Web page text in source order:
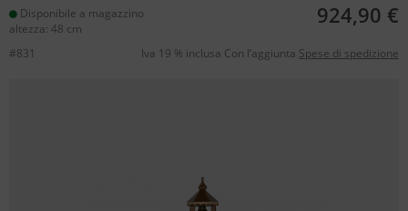
Disponibile a magazzino
altezza: 48 cm
924,90 €
#831 Iva 19 % inclusa Con l’aggiunta Spese di spedizione